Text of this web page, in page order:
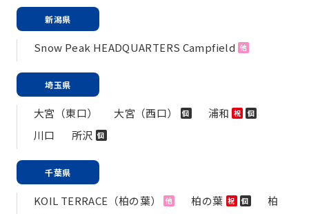
新潟県
Snow Peak HEADQUARTERS Campfield 他
埼玉県
大宮（東口） 大宮（西口） 個 浦和 祝 個
川口 所沢 個
千葉県
KOIL TERRACE（柏の葉） 他 柏の葉 祝 個
柏